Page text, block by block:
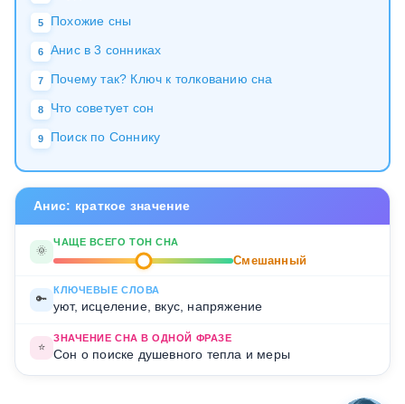
5 Похожие сны
6 Анис в 3 сонниках
7 Почему так? Ключ к толкованию сна
8 Что советует сон
9 Поиск по Соннику
Анис: краткое значение
🌞
ЧАЩЕ ВСЕГО ТОН СНА
Смешанный
🔑
КЛЮЧЕВЫЕ СЛОВА
уют, исцеление, вкус, напряжение
⭐
ЗНАЧЕНИЕ СНА В ОДНОЙ ФРАЗЕ
Сон о поиске душевного тепла и меры